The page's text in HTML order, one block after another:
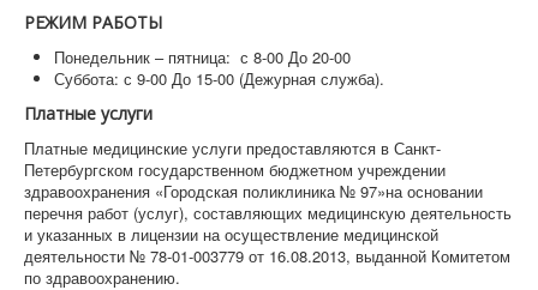
РЕЖИМ РАБОТЫ
Понедельник – пятница: с 8-00 До 20-00
Суббота: с 9-00 До 15-00 (Дежурная служба).
Платные услуги
Платные медицинские услуги предоставляются в Санкт-
Петербургском государственном бюджетном учреждении
здравоохранения «Городская поликлиника № 97»на основании
перечня работ (услуг), составляющих медицинскую деятельность
и указанных в лицензии на осуществление медицинской
деятельности № 78-01-003779 от 16.08.2013, выданной Комитетом
по здравоохранению.